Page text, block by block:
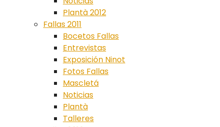
Plantà 2012
Fallas 2011
Bocetos Fallas
Entrevistas
Exposición Ninot
Fotos Fallas
Mascletá
Noticias
Plantà
Talleres